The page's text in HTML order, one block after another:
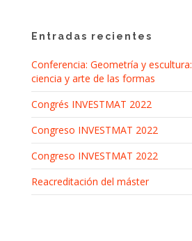
Entradas recientes
Conferencia: Geometría y escultura:
ciencia y arte de las formas
Congrés INVESTMAT 2022
Congreso INVESTMAT 2022
Congreso INVESTMAT 2022
Reacreditación del máster